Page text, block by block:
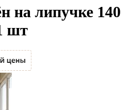
на липучке 140
шт